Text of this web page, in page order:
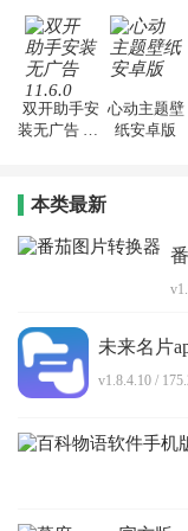
双开助手安
装无广告 11.
心动主题壁
纸安卓版
本类最新
未来名片
v1.8.4.10 /